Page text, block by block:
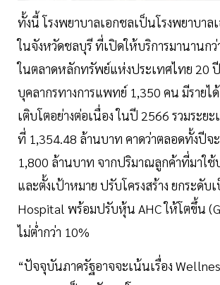
ทั้งนี้ โรงพยาบาลเอกชลเป็นโรงพยาบา
ในจังหวัดชลบุรี ที่เปิดให้บริการมานานก
ในตลาดหลักทรัพย์แห่งประเทศไทย 20
บุคลากรทางการแพทย์ 1,350 คน มีรายไ
เติบโตอย่างต่อเนื่อง ในปี 2566 รวมระยะ
ที่ 1,354.48 ล้านบาท คาดว่าตลอดทั้งปีจ
1,800 ล้านบาท จากปริมาณลูกค้าที่มาใช้
และตั้งเป้าหมาย ปรับโครงสร้าง ยกระดับ
Hospital พร้อมปรับหุ้น AHC ให้โตขึ้น
ไม่ต่ำกว่า 10%
“ปัจจุบันภาครัฐอาจจะเน้นเรื่อง